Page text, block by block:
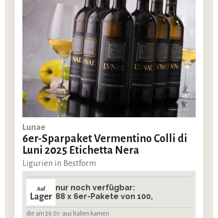
Lunae
6er-Sparpaket Vermentino Colli di
Luni 2025 Etichetta Nera
Ligurien in Bestform
Auf
Lager
nur noch verfügbar:
88 x 6er-Pakete von 100,
die am 29.07. aus Italien kamen.